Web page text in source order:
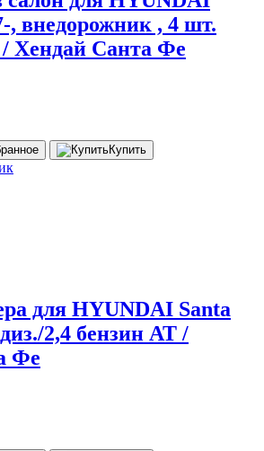
, внедорожник , 4 шт.
/ Хендай Санта Фе
Купить
для HYUNDAI Santa
2,4 бензин AT /
Фе